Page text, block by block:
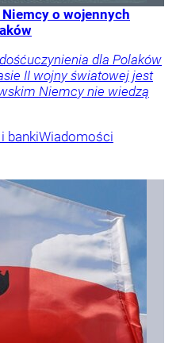
o wojennych
dla Polaków
II wojny światowej jest
Niemcy nie wiedzą
bankiWiadomości